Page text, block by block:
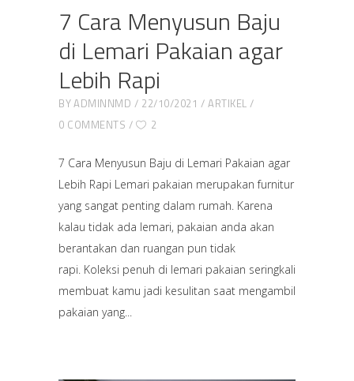
7 Cara Menyusun Baju
di Lemari Pakaian agar
Lebih Rapi
BYADMINNMD 22/10/2021
ARTIKEL
0 COMMENTS
2
7 Cara Menyusun Baju di Lemari Pakaian agar
Lebih Rapi Lemari pakaian merupakan furnitur
yang sangat penting dalam rumah. Karena
kalau tidak ada lemari, pakaian anda akan
berantakan dan ruangan pun tidak
rapi. Koleksi penuh di lemari pakaian seringkali
membuat kamu jadi kesulitan saat mengambil
pakaian yang